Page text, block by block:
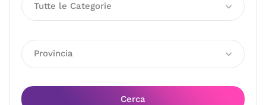
Tutte le Categorie
Provincia
Cerca